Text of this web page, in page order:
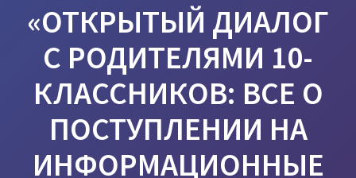
«ОТКРЫТЫЙ ДИАЛОГ
С РОДИТЕЛЯМИ 10-
КЛАССНИКОВ: ВСЕ О
ПОСТУПЛЕНИИ НА
ИНФОРМАЦИОННЫЕ